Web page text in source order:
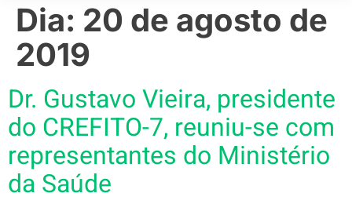
Dia: 20 de agosto de
2019
Dr. Gustavo Vieira, presidente
do CREFITO-7, reuniu-se com
representantes do Ministério
da Saúde